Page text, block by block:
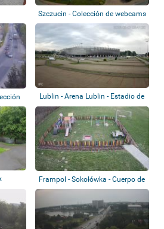
Szczucin - Colección de webcams
Lublin - Arena Lublin - Estadio de
la ci...
Frampol - Sokołówka - Cuerpo de
bomberos...